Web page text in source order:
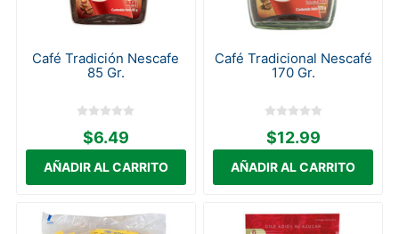
Café Tradición Nescafe
85 Gr.
$6.49
Café Tradicional Nescafé
170 Gr.
$12.99